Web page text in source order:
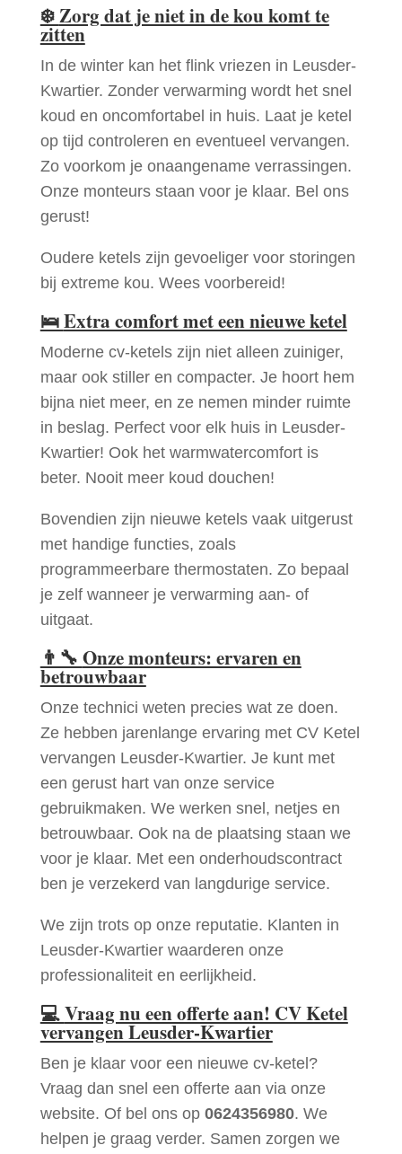
❄️Zorg dat je niet in de kou komt te
zitten
In de winter kan het flink vriezen in Leusder-
Kwartier. Zonder verwarming wordt het snel
koud en oncomfortabel in huis. Laat je ketel
op tijd controleren en eventueel vervangen.
Zo voorkom je onaangename verrassingen.
Onze monteurs staan voor je klaar. Bel ons
gerust!
Oudere ketels zijn gevoeliger voor storingen
bij extreme kou. Wees voorbereid!
🛌Extra comfort met een nieuwe ketel
Moderne cv-ketels zijn niet alleen zuiniger,
maar ook stiller en compacter. Je hoort hem
bijna niet meer, en ze nemen minder ruimte
in beslag. Perfect voor elk huis in Leusder-
Kwartier! Ook het warmwatercomfort is
beter. Nooit meer koud douchen!
Bovendien zijn nieuwe ketels vaak uitgerust
met handige functies, zoals
programmeerbare thermostaten. Zo bepaal
je zelf wanneer je verwarming aan- of
uitgaat.
👨‍🔧 Onze monteurs: ervaren en
betrouwbaar
Onze technici weten precies wat ze doen.
Ze hebben jarenlange ervaring met CV Ketel
vervangen Leusder-Kwartier. Je kunt met
een gerust hart van onze service
gebruikmaken. We werken snel, netjes en
betrouwbaar. Ook na de plaatsing staan we
voor je klaar. Met een onderhoudscontract
ben je verzekerd van langdurige service.
We zijn trots op onze reputatie. Klanten in
Leusder-Kwartier waarderen onze
professionaliteit en eerlijkheid.
💻Vraag nu een offerte aan! CV Ketel
vervangen Leusder-Kwartier
Ben je klaar voor een nieuwe cv-ketel?
Vraag dan snel een offerte aan via onze
website. Of bel ons op 0624356980. We
helpen je graag verder. Samen zorgen we